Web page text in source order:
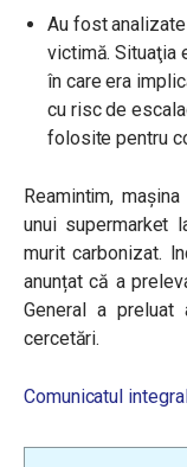
Au fost
victimă. Situaţia
în care era
cu risc de
folosite pentru
Reamintim,
unui supermarket
murit carbonizat.
anunțat că a
General a preluat
cercetări.
Comunicatul